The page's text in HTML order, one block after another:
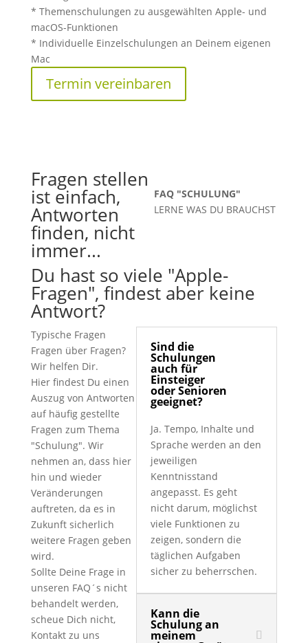
* Themenschulungen zu ausgewählten Apple- und
macOS-Funktionen
* Individuelle Einzelschulungen an Deinem eigenen
Mac
Termin vereinbaren
Fragen stellen
ist einfach,
Antworten
finden, nicht
immer...
FAQ "SCHULUNG"
LERNE WAS DU BRAUCHST
Du hast so viele "Apple-
Fragen", findest aber keine
Antwort?
Typische Fragen
Fragen über Fragen?
Wir helfen Dir.
Hier findest Du einen
Auszug von Antworten
auf häufig gestellte
Fragen zum Thema
"Schulung". Wir
nehmen an, dass hier
hin und wieder
Veränderungen
auftreten, da es in
Zukunft sicherlich
weitere Fragen geben
wird.
Sollte Deine Frage in
unseren FAQ´s nicht
behandelt werden,
scheue Dich nicht,
Kontakt zu uns
Sind die
Schulungen
auch für
Einsteiger
oder Senioren
geeignet?
Ja. Tempo, Inhalte und
Sprache werden an den
jeweiligen
Kenntnisstand
angepasst. Es geht
nicht darum, möglichst
viele Funktionen zu
zeigen, sondern die
täglichen Aufgaben
sicher zu beherrschen.
Kann die
Schulung an
meinem